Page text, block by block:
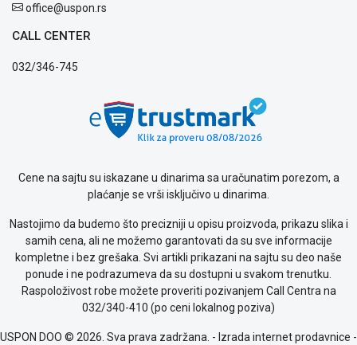
office@uspon.rs
CALL CENTER
032/346-745
Cene na sajtu su iskazane u dinarima sa uračunatim porezom, a
plaćanje se vrši isključivo u dinarima.
Nastojimo da budemo što precizniji u opisu proizvoda, prikazu slika i
samih cena, ali ne možemo garantovati da su sve informacije
kompletne i bez grešaka. Svi artikli prikazani na sajtu su deo naše
ponude i ne podrazumeva da su dostupni u svakom trenutku.
Raspoloživost robe možete proveriti pozivanjem Call Centra na
032/340-410 (po ceni lokalnog poziva)
USPON DOO © 2026. Sva prava zadržana. - Izrada internet prodavnice -